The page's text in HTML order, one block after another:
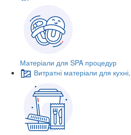
Матеріали для SPA процедур
Витратні матеріали для